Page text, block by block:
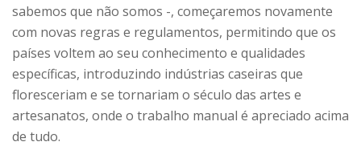
sabemos que não somos -, começaremos novamente
com novas regras e regulamentos, permitindo que os
países voltem ao seu conhecimento e qualidades
específicas, introduzindo indústrias caseiras que
floresceriam e se tornariam o século das artes e
artesanatos, onde o trabalho manual é apreciado acima
de tudo.